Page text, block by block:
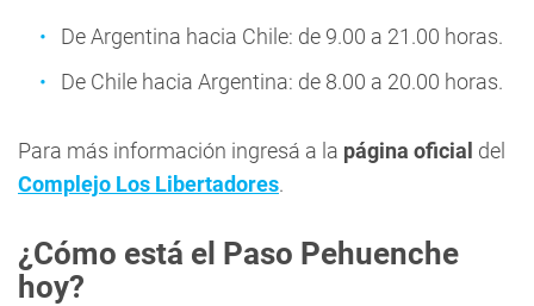
De Argentina hacia Chile: de 9.00 a 21.00 horas.
De Chile hacia Argentina: de 8.00 a 20.00 horas.
Para más información ingresá a la página oficial del
Complejo Los Libertadores.
¿Cómo está el Paso Pehuenche
hoy?